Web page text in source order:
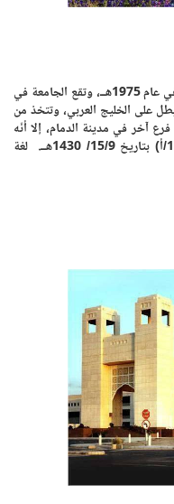
جامعة الملك فيصل نشأت جامعة الملك فيصل في عام 1975هــ، وتقع الجامعة في
على الخليج العربي، وتتخذ من
آخر في مدينة الدمام، إلا أنّه
انفصل الفرع بموجب القرار السامي رقم (18/1/أ) بتاريخ 15/9/ 1430هــ. لغة